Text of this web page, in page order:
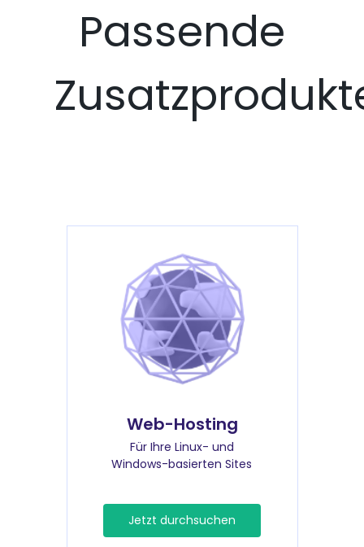
Passende
Web-Hosting
Für Ihre Linux- und
Windows-basierten Sites
Jetzt durchsuchen